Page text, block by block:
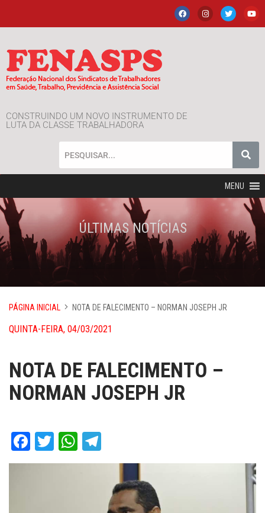
CONSTRUINDO UM NOVO INSTRUMENTO DE
LUTA DA CLASSE TRABALHADORA
MENU
ÚLTIMAS NOTÍCIAS
PÁGINA INICIAL NOTA DE FALECIMENTO – NORMAN JOSEPH JR
QUINTA-FEIRA, 04/03/2021
NOTA DE FALECIMENTO –
NORMAN JOSEPH JR
Facebook
TwitterWhatsApp